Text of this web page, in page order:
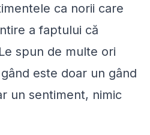
ca norii care
a faptului că
spun de multe ori
este doar un gând
un sentiment, nimic